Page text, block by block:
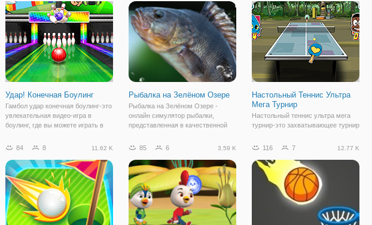
возможность прокачать свои
навыки футболиста, и
своего противника с одного игрока
физическая нагрузка требует
правильно
Удар! Конечная Боулинг
Гамбол удар конечная боулинг-это
увлекательная видео-игра в
боулинг, где вы можете играть в
из мультфильма. Играть, как
и многих других персонажей. Счет
Рыбалка на Зелёном Озере
Рыбалка на Зелёном Озере -
онлайн симулятор рыбалки,
представленная в качественной
управлением. Здесь вам
рыбака и поймать как можно
больше рыбы. Для полного
погружения
Настольный Теннис Ультра
Мега Турнир
Настольный теннис ультра мега
турнир-это захватывающее турнир
пристрастия героев
Гамбол, Джейк, Финн, Робин и
многое другое! Выберите быстрая
игра на мгновение бой
84 8 11.62 K 85 6 3.59 K 116 7 12.77 K